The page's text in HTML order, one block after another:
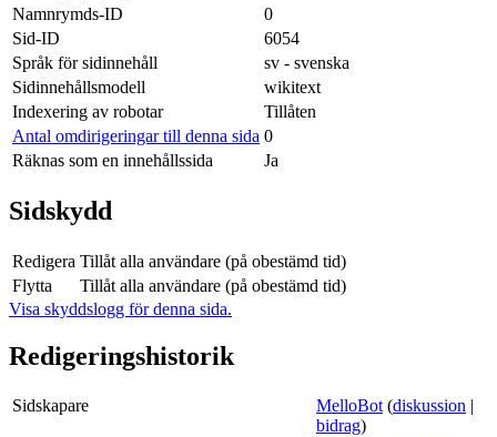
Namnrymds-ID
0
Sid-ID
6054
Språk för sidinnehåll
sv - svenska
Sidinnehållsmodell
wikitext
Indexering av robotar
Tillåten
Antal omdirigeringar till denna sida 0
Räknas som en innehållssida
Ja
Sidskydd
Redigera Tillåt alla användare (på obestämd tid)
Flytta
Tillåt alla användare (på obestämd tid)
Visa skyddslogg för denna sida.
Redigeringshistorik
Sidskapare MelloBot (diskussion |
bidrag)